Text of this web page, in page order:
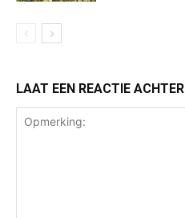
LAAT EEN REACTIE ACHTER